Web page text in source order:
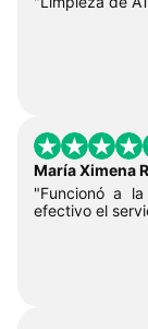
María Ximena
"Funcionó a
efectivo el